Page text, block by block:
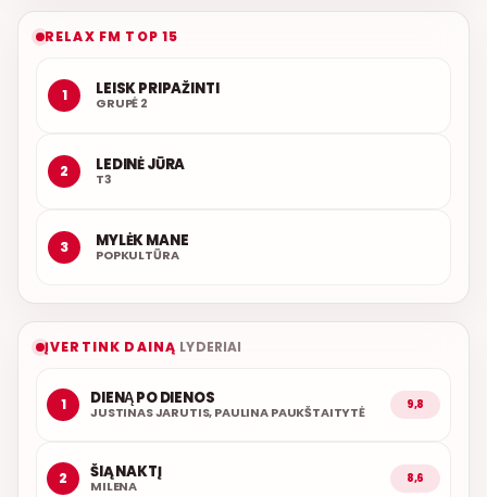
RELAX FM TOP 15
1 LEISK PRIPAŽINTI
GRUPĖ 2
2 LEDINĖ JŪRA
T3
3 MYLĖK MANE
POPKULTŪRA
ĮVERTINK DAINĄ LYDERIAI
1 DIENĄ PO DIENOS
JUSTINAS JARUTIS, PAULINA PAUKŠTAITYTĖ 9,8
2 ŠIĄ NAKTĮ
MILENA 8,6